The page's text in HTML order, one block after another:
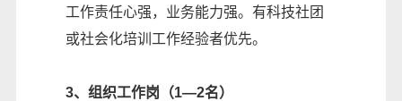
工作责任心强，业务能力强。有科技社团
或社会化培训工作经验者优先。
3、组织工作岗（1—2名）